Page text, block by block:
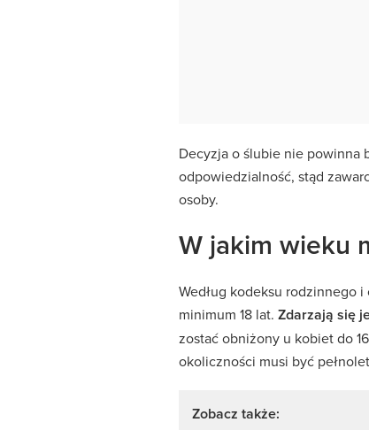
Decyzja o ślubie nie powinna
odpowiedzialność, stąd
osoby.
W jakim wieku
Według kodeksu rodzinnego
minimum 18 lat. Zdarzają się
zostać obniżony u kobiet do
okoliczności musi być
Zobacz także: